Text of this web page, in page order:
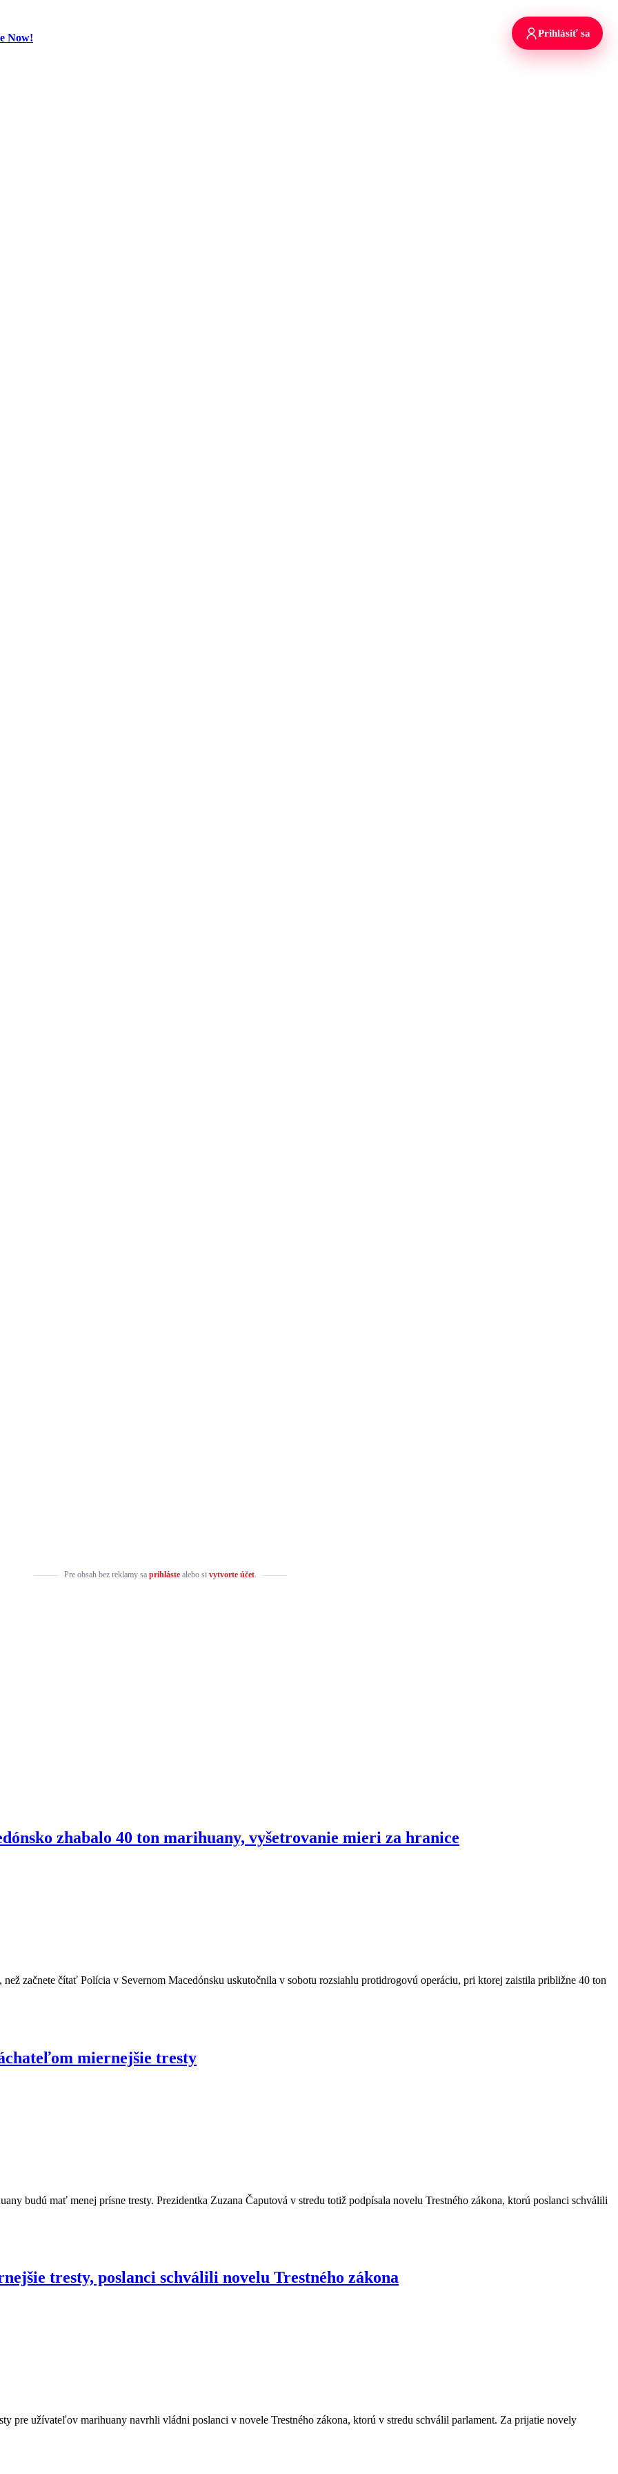
Now!
Pre obsah bez reklamy sa prihlástealebo si vytvorte účet.
zhabalo 40 ton marihuany, vyšetrovanie mieri za hranice
začnete čítať Polícia v Severnom Macedónsku uskutočnila v sobotu rozsiahlu protidrogovú operáciu, pri ktorej zaistila približne 40 ton
miernejšie tresty
budú mať menej prísne tresty. Prezidentka Zuzana Čaputová v stredu totiž podpísala novelu Trestného zákona, ktorú poslanci schválili
tresty, poslanci schválili novelu Trestného zákona
pre užívateľov marihuany navrhli vládni poslanci v novele Trestného zákona, ktorú v stredu schválil parlament. Za prijatie novely
Prihlásiť sa